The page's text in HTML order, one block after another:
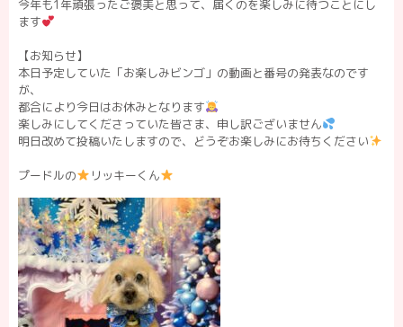
今年も1年頑張ったご褒美と思って、届くのを楽しみに待つことにし
ます
【お知らせ】
本日予定していた「お楽しみビンゴ」の動画と番号の発表なのです
が、
都合により今日はお休みとなります
楽しみにしてくださっていた皆さま、申し訳ございません
明日改めて投稿いたしますので、どうぞお楽しみにお待ちください
プードルの リッキーくん